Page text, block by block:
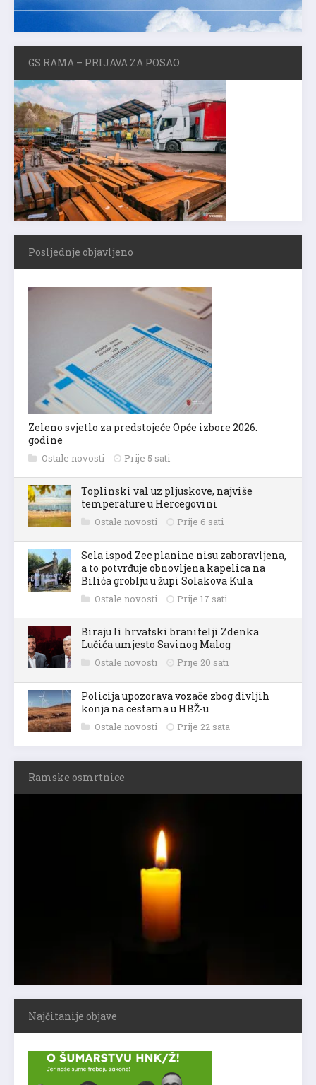
GS RAMA – PRIJAVA ZA POSAO
Posljednje objavljeno
Zeleno svjetlo za predstojeće Opće izbore 2026.
godine
Ostale novosti Prije 5 sati
Toplinski val uz pljuskove, najviše
temperature u Hercegovini
Ostale novosti Prije 6 sati
Sela ispod Zec planine nisu zaboravljena,
a to potvrđuje obnovljena kapelica na
Bilića groblju u župi Solakova Kula
Ostale novosti Prije 17 sati
Biraju li hrvatski branitelji Zdenka
Lučića umjesto Savinog Malog
Ostale novosti Prije 20 sati
Policija upozorava vozače zbog divljih
konja na cestama u HBŽ-u
Ostale novosti Prije 22 sata
Ramske osmrtnice
Najčitanije objave